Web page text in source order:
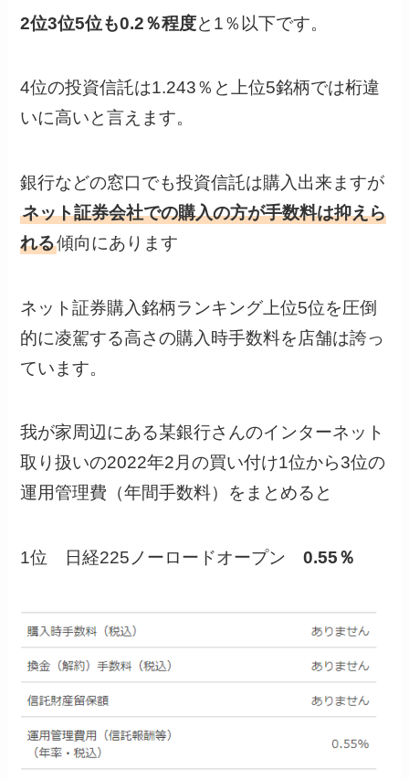
2位3位5位も0.2％程度と1％以下です。
4位の投資信託は1.243％と上位5銘柄では桁違
いに高いと言えます。
銀行などの窓口でも投資信託は購入出来ますが
ネット証券会社での購入の方が手数料は抑えら
れる傾向にあります
ネット証券購入銘柄ランキング上位5位を圧倒
的に凌駕する高さの購入時手数料を店舗は誇っ
ています。
我が家周辺にある某銀行さんのインターネット
取り扱いの2022年2月の買い付け1位から3位の
運用管理費（年間手数料）をまとめると
1位 日経225ノーロードオープン0.55％